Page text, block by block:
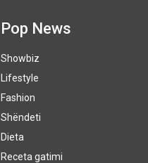
Pop News
Showbiz
Lifestyle
Fashion
Shëndeti
Dieta
Receta gatimi